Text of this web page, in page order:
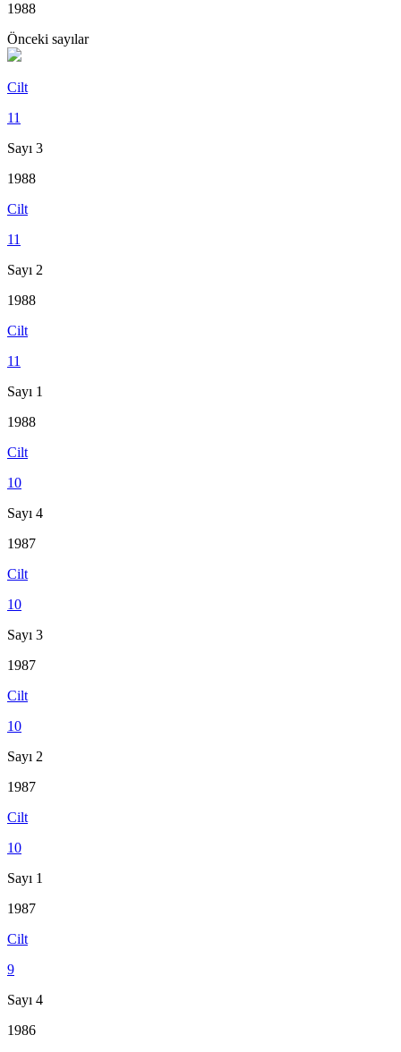
1988
Önceki sayılar
Cilt
11
Sayı 3
1988
Cilt
11
Sayı 2
1988
Cilt
11
Sayı 1
1988
Cilt
10
Sayı 4
1987
Cilt
10
Sayı 3
1987
Cilt
10
Sayı 2
1987
Cilt
10
Sayı 1
1987
Cilt
9
Sayı 4
1986